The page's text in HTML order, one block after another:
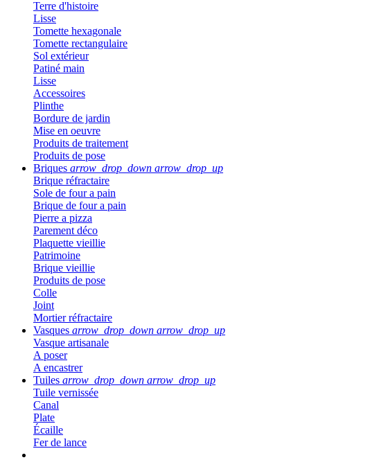
Terre d'histoire
Lisse
Tomette hexagonale
Tomette rectangulaire
Sol extérieur
Patiné main
Lisse
Accessoires
Plinthe
Bordure de jardin
Mise en oeuvre
Produits de traitement
Produits de pose
Briques arrow_drop_down arrow_drop_up
Brique réfractaire
Sole de four a pain
Brique de four a pain
Pierre a pizza
Parement déco
Plaquette vieillie
Patrimoine
Brique vieillie
Produits de pose
Colle
Joint
Mortier réfractaire
Vasques arrow_drop_down arrow_drop_up
Vasque artisanale
A poser
A encastrer
Tuiles arrow_drop_down arrow_drop_up
Tuile vernissée
Canal
Plate
Écaille
Fer de lance